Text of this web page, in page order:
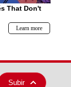
Subir